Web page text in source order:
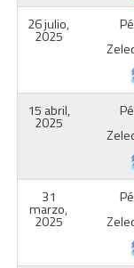
26 julio,
2025
15 abril,
2025
31
marzo,
2025